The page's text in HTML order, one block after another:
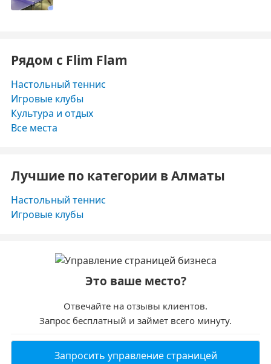
Рядом с Flim Flam
Настольный теннис
Игровые клубы
Культура и отдых
Все места
Лучшие по категории в Алматы
Настольный теннис
Игровые клубы
Это ваше место?
Отвечайте на отзывы клиентов.
Запрос бесплатный и займет всего минуту.
Запросить управление страницей